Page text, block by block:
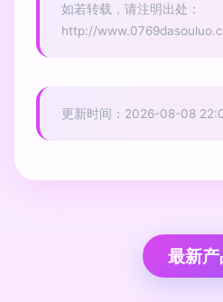
如若转载，请注明出处：
http://
更新时间：2026-08-08
最新